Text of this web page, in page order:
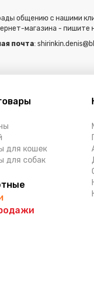
общению с нашими
магазина - пишите
почта:
для кошек
для собак